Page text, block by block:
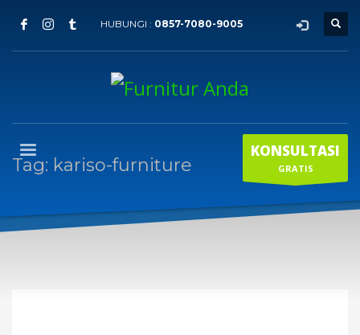
HUBUNGI : 0857-7080-9005
KONSULTASI
GRATIS
Tag: kariso-furniture